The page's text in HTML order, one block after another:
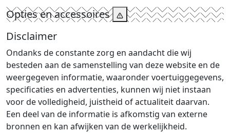
Opties en accessoires
Disclaimer
Ondanks de constante zorg en aandacht die wij
besteden aan de samenstelling van deze website en de
weergegeven informatie, waaronder voertuiggegevens,
specificaties en advertenties, kunnen wij niet instaan
voor de volledigheid, juistheid of actualiteit daarvan.
Een deel van de informatie is afkomstig van externe
bronnen en kan afwijken van de werkelijkheid.